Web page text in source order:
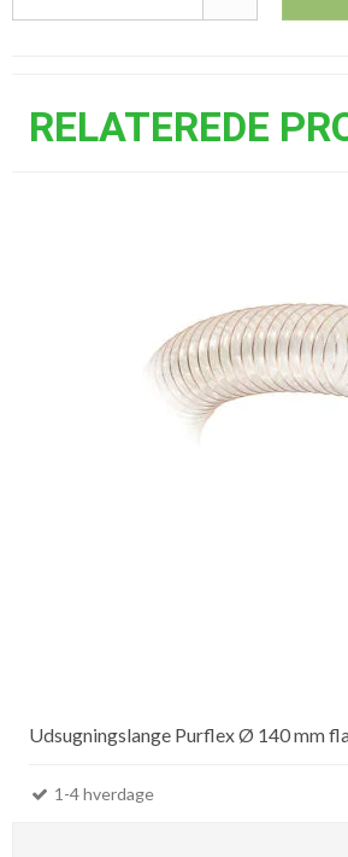
RELATEREDE
Udsugningslange Purflex Ø 140 mm
1-4 hverdage